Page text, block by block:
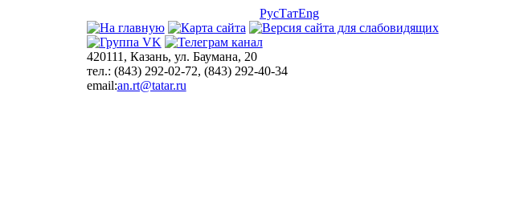
РусТатEng
420111, Казань, ул. Баумана, 20
тел.: (843) 292-02-72, (843) 292-40-34
email:an.rt@tatar.ru